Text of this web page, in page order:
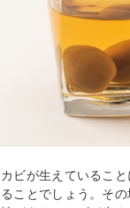
ビが生えているこ
ことでしょう。そ